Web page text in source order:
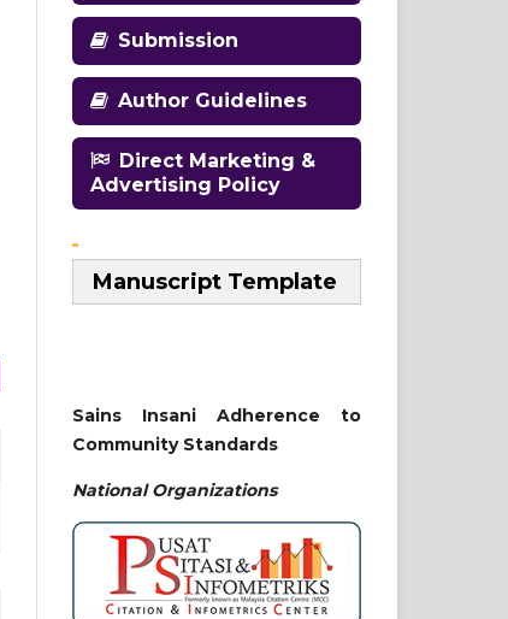
Submission
Author Guidelines
Direct Marketing &
Advertising Policy
Manuscript Template
Sains Insani Adherence to
Community Standards
National Organizations